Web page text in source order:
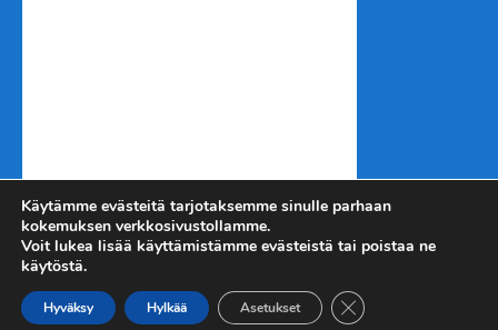
Kotiseutu-uutiset.comCopyright © 2026.
Käytämme evästeitä tarjotaksemme sinulle parhaan
kokemuksen verkkosivustollamme.
Voit lukea lisää käyttämistämme evästeistä tai poistaa ne
käytöstä.
Hyväksy Hylkää Asetukset Sulje evästebanneri